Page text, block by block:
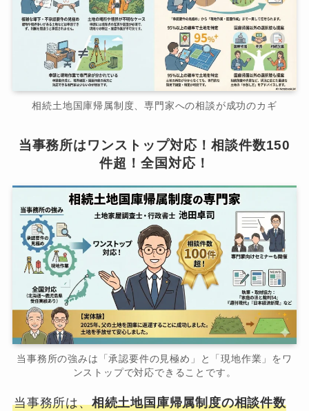
相続土地国庫帰属制度、専門家への相談が成功のカギ
当事務所はワンストップ対応！相談件数150
件超！全国対応！
当事務所の強みは「承認要件の見極め」と「現地作業」をワ
ンストップで対応できることです。
当事務所は、相続土地国庫帰属制度の相談件数